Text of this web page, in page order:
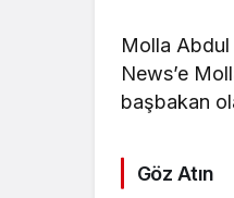
Molla Abdul
News’e
başbakan
Göz Atın